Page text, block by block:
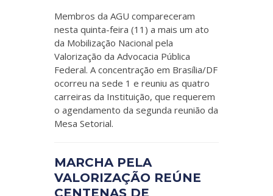
Membros da AGU compareceram
nesta quinta-feira (11) a mais um ato
da Mobilização Nacional pela
Valorização da Advocacia Pública
Federal. A concentração em Brasília/DF
ocorreu na sede 1 e reuniu as quatro
carreiras da Instituição, que requerem
o agendamento da segunda reunião da
Mesa Setorial.
MARCHA PELA
VALORIZAÇÃO REÚNE
CENTENAS DE